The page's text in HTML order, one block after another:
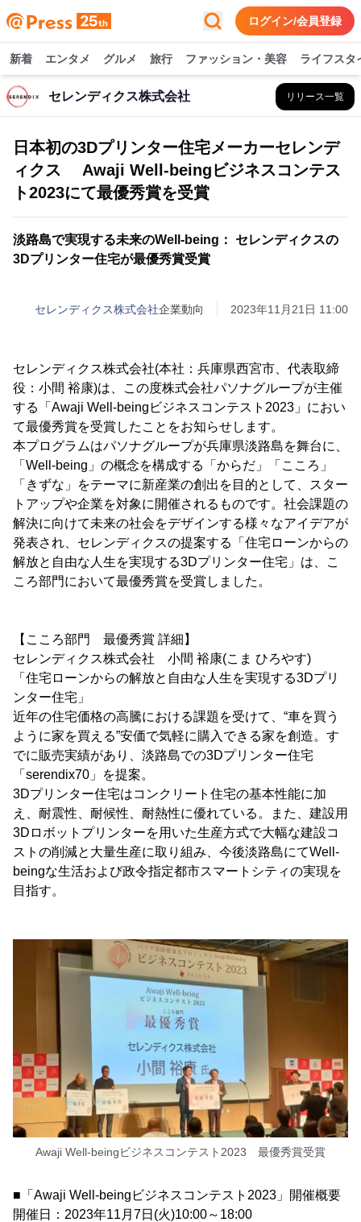
ログイン/会員登録
新着 エンタメ グルメ 旅行 ファッション・美容 ライフスタ
セレンディクス株式会社 リリース一覧
日本初の3Dプリンター住宅メーカーセレンデ
ィクス Awaji Well-beingビジネスコンテス
ト2023にて最優秀賞を受賞
淡路島で実現する未来のWell-being： セレンディクスの
3Dプリンター住宅が最優秀賞受賞
セレンディクス株式会社企業動向 2023年11月21日 11:00
セレンディクス株式会社(本社：兵庫県西宮市、代表取締
役：小間 裕康)は、この度株式会社パソナグループが主催
する「Awaji Well-beingビジネスコンテスト2023」におい
て最優秀賞を受賞したことをお知らせします。
本プログラムはパソナグループが兵庫県淡路島を舞台に、
「Well-being」の概念を構成する「からだ」「こころ」
「きずな」をテーマに新産業の創出を目的として、スター
トアップや企業を対象に開催されるものです。社会課題の
解決に向けて未来の社会をデザインする様々なアイデアが
発表され、セレンディクスの提案する「住宅ローンからの
解放と自由な人生を実現する3Dプリンター住宅」は、こ
ころ部門において最優秀賞を受賞しました。
【こころ部門 最優秀賞 詳細】
セレンディクス株式会社 小間 裕康(こま ひろやす)
「住宅ローンからの解放と自由な人生を実現する3Dプリ
ンター住宅」
近年の住宅価格の高騰における課題を受けて、“車を買う
ように家を買える”安価で気軽に購入できる家を創造。す
でに販売実績があり、淡路島での3Dプリンター住宅
「serendix70」を提案。
3Dプリンター住宅はコンクリート住宅の基本性能に加
え、耐震性、耐候性、耐熱性に優れている。また、建設用
3Dロボットプリンターを用いた生産方式で大幅な建設コ
ストの削減と大量生産に取り組み、今後淡路島にてWell-
beingな生活および政令指定都市スマートシティの実現を
目指す。
Awaji Well-beingビジネスコンテスト2023 最優秀賞受賞
■「Awaji Well-beingビジネスコンテスト2023」開催概要
開催日：2023年11月7日(火)10:00～18:00